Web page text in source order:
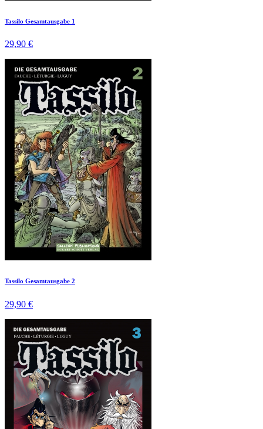
Tassilo Gesamtausgabe 1
29,90 €
Tassilo Gesamtausgabe 2
29,90 €